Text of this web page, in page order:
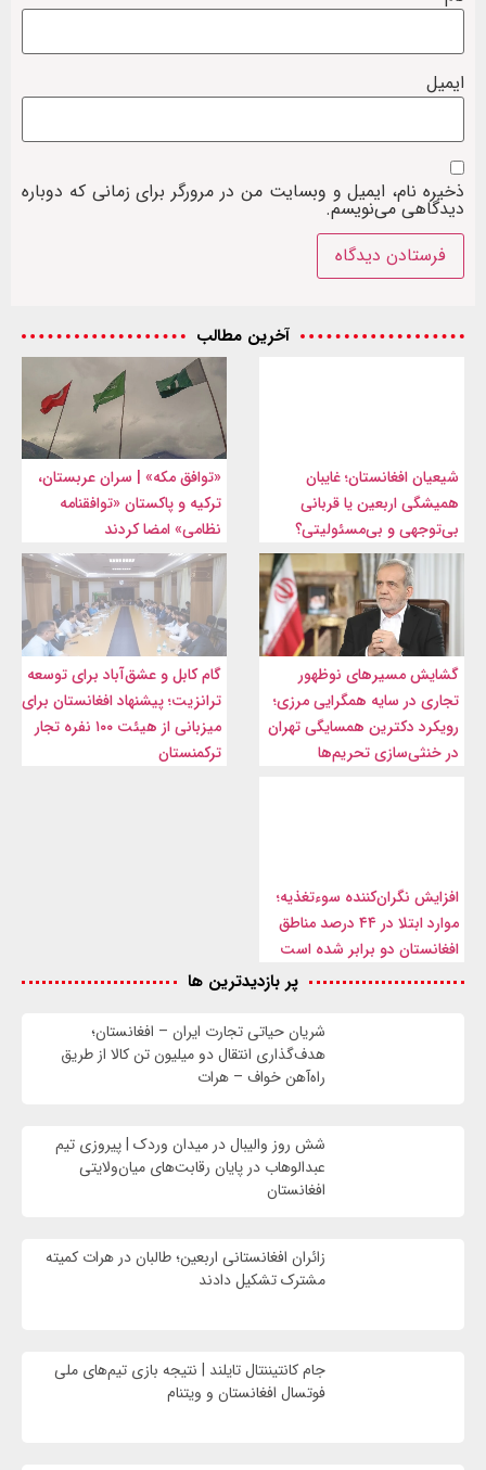
ایمیل
ذخیره نام، ایمیل و وبسایت من در مرورگر برای زمانی که دوباره
دیدگاهی می‌نویسم.
آخرین مطالب
شیعیان افغانستان؛ غایبان
همیشگی اربعین یا قربانی
بی‌توجهی و بی‌مسئولیتی؟
«توافق مکه» | سران عربستان،
ترکیه و پاکستان «توافقنامه
نظامی» امضا کردند
گشایش مسیرهای نوظهور
تجاری در سایه همگرایی مرزی؛
رویکرد دکترین همسایگی تهران
در خنثی‌سازی تحریم‌ها
گام کابل و عشق‌آباد برای توسعه
ترانزیت؛ پیشنهاد افغانستان برای
میزبانی از هیئت ۱۰۰ نفره تجار
ترکمنستان
افزایش نگران‌کننده سوءتغذیه؛
موارد ابتلا در ۴۴ درصد مناطق
افغانستان دو برابر شده است
پر بازدیدترین ها
شریان حیاتی تجارت ایران – افغانستان؛
هدف‌گذاری انتقال دو میلیون تن کالا از طریق
راه‌آهن خواف – هرات
شش روز والیبال در میدان وردک | پیروزی تیم
عبدالوهاب در پایان رقابت‌های میان‌ولایتی
افغانستان
زائران افغانستانی اربعین؛ طالبان در هرات کمیته
مشترک تشکیل دادند
جام کانتیننتال تایلند | نتیجه بازی تیم‌های ملی
فوتسال افغانستان و ویتنام